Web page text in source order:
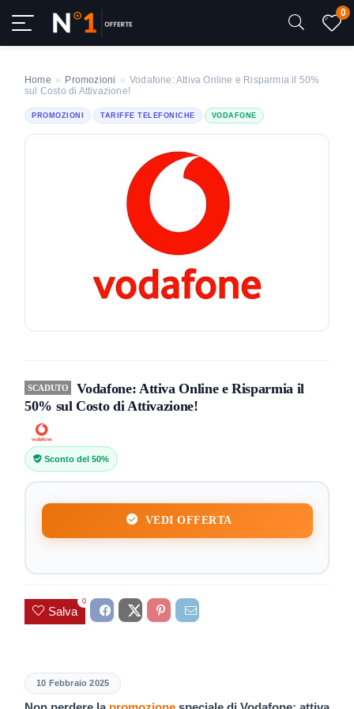
0
Home » Promozioni » Vodafone: Attiva Online e Risparmia il 50%
sul Costo di Attivazione!
PROMOZIONI TARIFFE TELEFONICHE VODAFONE
SCADUTO
Vodafone: Attiva Online e Risparmia il
50% sul Costo di Attivazione!
Sconto del 50%
VEDI OFFERTA
Salva
0
10 Febbraio 2025